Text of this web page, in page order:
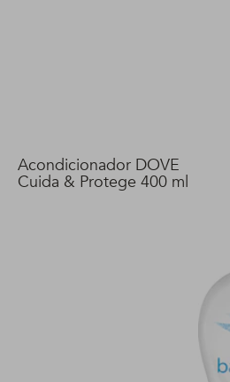
Acondicionador DOVE
Cuida & Protege 400 ml